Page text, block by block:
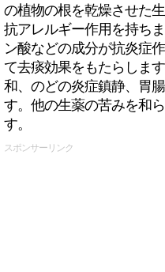
の植物の根を乾燥させた
抗アレルギー作用を持ち
ン酸などの成分が抗炎症
て去痰効果をもたらしま
和、のどの炎症鎮静、胃
す。他の生薬の苦みを和
す。
スポンサーリンク